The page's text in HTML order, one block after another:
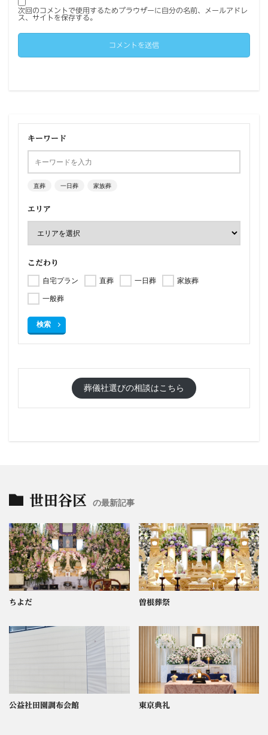
次回のコメントで使用するためブラウザーに自分の名前、メールアドレ
ス、サイトを保存する。
キーワード
直葬 一日葬 家族葬
エリア
こだわり
自宅プラン 直葬 一日葬
家族葬
一般葬
検索
葬儀社選びの相談はこちら
世田谷区 の最新記事
ちよだ 曽根葬祭
公益社田園調布会館 東京典礼